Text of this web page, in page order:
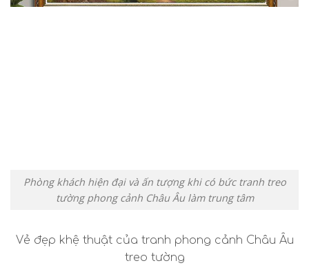
Phòng khách hiện đại và ấn tượng khi có bức tranh treo
tường phong cảnh Châu Âu làm trung tâm
Vẻ đẹp khệ thuật của tranh phong cảnh Châu Âu
treo tường